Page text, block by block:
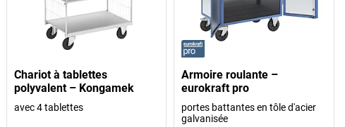
Chariot à tablettes
polyvalent – Kongamek
avec 4 tablettes
Armoire roulante –
eurokraft pro
portes battantes en tôle d'acier
galvanisée